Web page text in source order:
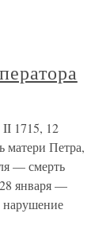
1715, 12
матери Петра,
— смерть
января —
нарушение